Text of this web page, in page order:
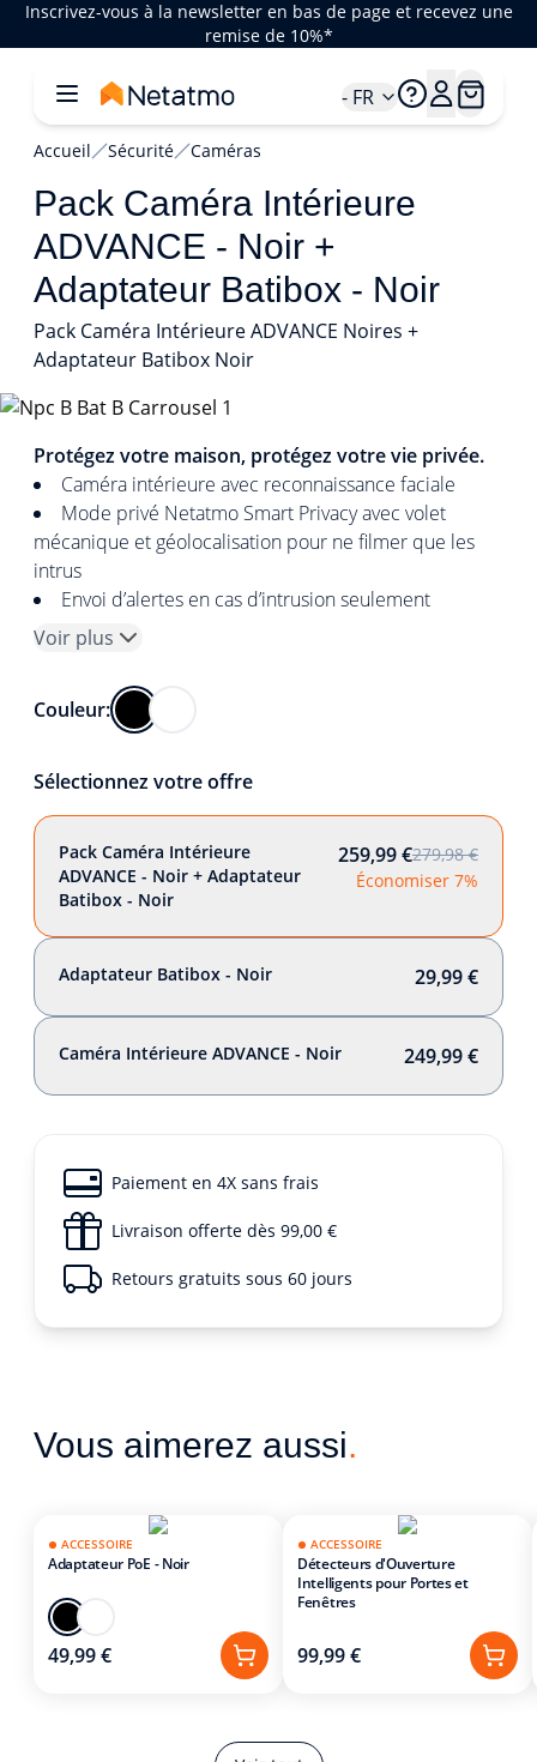
Inscrivez-vous à la newsletter en bas de page et recevez une
remise de 10%*
- FR
Accueil Sécurité Caméras
Pack Caméra Intérieure
ADVANCE - Noir +
Adaptateur Batibox - Noir
Pack Caméra Intérieure ADVANCE Noires +
Adaptateur Batibox Noir
Protégez votre maison, protégez votre vie privée.
Caméra intérieure avec reconnaissance faciale
Mode privé Netatmo Smart Privacy avec volet
mécanique et géolocalisation pour ne filmer que les
intrus
Envoi d’alertes en cas d’intrusion seulement
Voir plus
Couleur:
Sélectionnez votre offre
Pack Caméra Intérieure
ADVANCE - Noir + Adaptateur
Batibox - Noir
259,99 €279,98 €
Économiser 7%
Adaptateur Batibox - Noir 29,99 €
Caméra Intérieure ADVANCE - Noir 249,99 €
Paiement en 4X sans frais
Livraison offerte dès 99,00 €
Retours gratuits sous 60 jours
Vous aimerez aussi.
ACCESSOIRE
Adaptateur PoE - Noir
49,99 €
ACCESSOIRE
Détecteurs d'Ouverture
Intelligents pour Portes et
Fenêtres
99,99 €